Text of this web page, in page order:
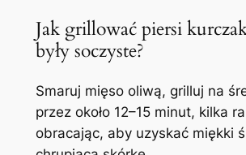
Jak grillować piersi
były soczyste?
Smaruj mięso oliwą, grilluj na
przez około 12–15 minut, kilka
obracając, aby uzyskać miękki